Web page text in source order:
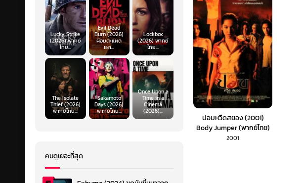
ปอบหวีดสยอง (2001)
Body Jumper (พากย์ไทย)
2001
Lucky Strike
(2026) พากย์
ไทย...
Evil Dead
Burn (2026)
ผีอมตะแผด
เผา...
Lockbox
(2026) พากย์
ไทย...
The Isolate
Thief (2026)
พากย์ไทย...
Sakamoto
Days (2026)
พากย์ไทย...
Once Upon a
Time in a
Cinema
(2026)...
คนดูเยอะที่สุด